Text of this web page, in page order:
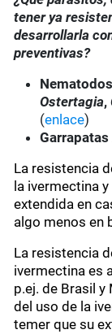
tener ya
desarrollarla
preventivas?
Ostertagia,
(enlace)
Garrapatas
La resistencia
la ivermectina
extendida en
algo menos en
La resistencia
ivermectina es
p.ej. de Brasil
del uso de la
temer que su